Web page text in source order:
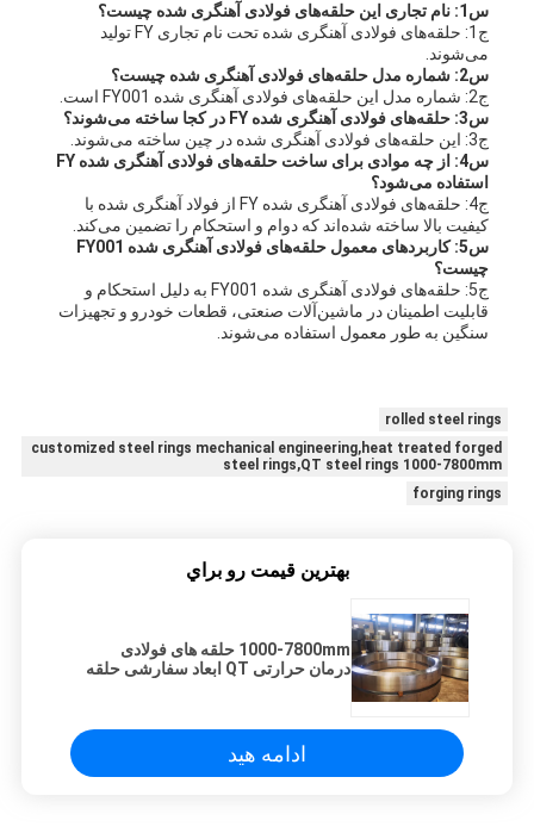
س1: نام تجاری این حلقه‌های فولادی آهنگری شده چیست؟
ج1: حلقه‌های فولادی آهنگری شده تحت نام تجاری FY تولید
می‌شوند.
س2: شماره مدل حلقه‌های فولادی آهنگری شده چیست؟
ج2: شماره مدل این حلقه‌های فولادی آهنگری شده FY001 است.
س3: حلقه‌های فولادی آهنگری شده FY در کجا ساخته می‌شوند؟
ج3: این حلقه‌های فولادی آهنگری شده در چین ساخته می‌شوند.
س4: از چه موادی برای ساخت حلقه‌های فولادی آهنگری شده FY
استفاده می‌شود؟
ج4: حلقه‌های فولادی آهنگری شده FY از فولاد آهنگری شده با
کیفیت بالا ساخته شده‌اند که دوام و استحکام را تضمین می‌کند.
س5: کاربردهای معمول حلقه‌های فولادی آهنگری شده FY001
چیست؟
ج5: حلقه‌های فولادی آهنگری شده FY001 به دلیل استحکام و
قابلیت اطمینان در ماشین‌آلات صنعتی، قطعات خودرو و تجهیزات
سنگین به طور معمول استفاده می‌شوند.
rolled steel rings
customized steel rings mechanical engineering,heat treated forged
steel rings,QT steel rings 1000-7800mm
forging rings
بهترين قيمت رو براي
1000-7800mm حلقه های فولادی
درمان حرارتی QT ابعاد سفارشی حلقه
ادامه هید